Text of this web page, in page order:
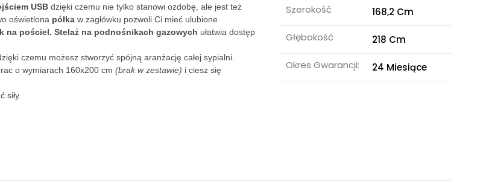
USB dzięki czemu nie tylko stanowi ozdobę, ale jest też
oświetlona półka w zagłówku pozwoli Ci mieć ulubione
na pościel. Stelaż na podnośnikach gazowych ułatwia dostęp
czemu możesz stworzyć spójną aranżację całej sypialni.
o wymiarach 160x200 cm (brak w zestawie) i ciesz się
siły.
Szerokość
168,2 Cm
Głębokość
218 Cm
Okres Gwarancji:
24 Miesiące